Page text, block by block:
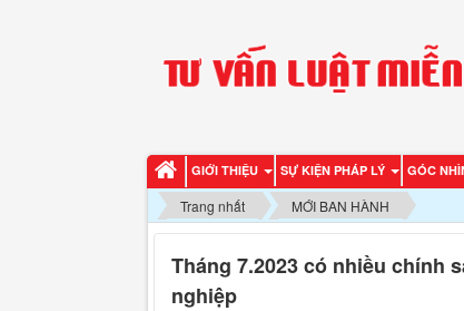
GIỚI THIỆU SỰ KIỆN PHÁP LÝ GÓC
Trang nhất MỚI BAN HÀNH
Tháng 7.2023 có nhiều chính
nghiệp